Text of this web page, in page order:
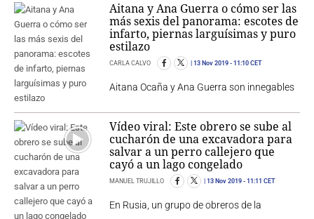
Aitana y Ana Guerra o cómo ser las
más sexis del panorama: escotes de
infarto, piernas larguísimas y puro
estilazo
CARLA CALVO 13 Nov 2019 - 11:10 CET
Aitana Ocaña y Ana Guerra son innegables
Vídeo viral: Este obrero se sube al
cucharón de una excavadora para
salvar a un perro callejero que
cayó a un lago congelado
MANUEL TRUJILLO 13 Nov 2019 - 11:11 CET
En Rusia, un grupo de obreros de la